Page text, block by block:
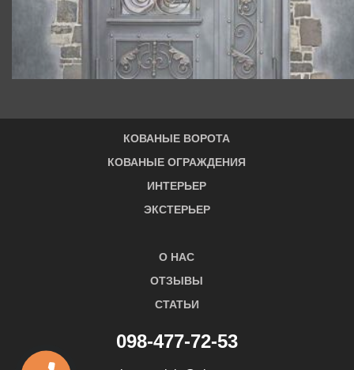
КОВАНЫЕ ВОРОТА
КОВАНЫЕ ОГРАЖДЕНИЯ
ИНТЕРЬЕР
ЭКСТЕРЬЕР
О НАС
ОТЗЫВЫ
СТАТЬИ
098-477-72-53